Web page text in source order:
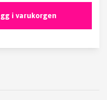
i varukorgen